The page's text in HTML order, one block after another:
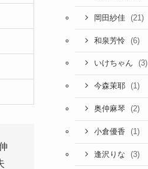
岡田紗佳 (21)
和泉芳怜 (6)
いけちゃん (3)
今森茉耶 (1)
奥仲麻琴 (2)
小倉優香 (1)
逢沢りな (3)